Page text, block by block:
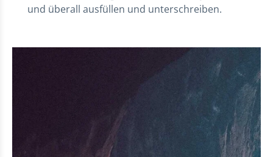
und überall ausfüllen und unterschreiben.